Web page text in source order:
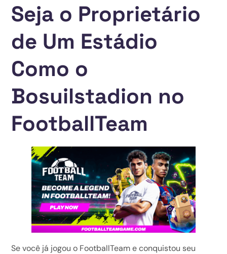
Seja o Proprietário
de Um Estádio
Como o
Bosuilstadion no
FootballTeam
Se você já jogou o FootballTeam e conquistou seu